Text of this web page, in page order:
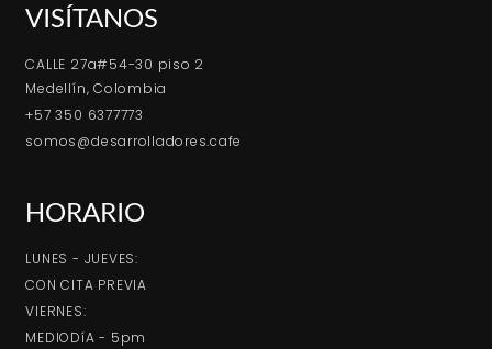
VISÍTANOS
CALLE 27a#54-30 piso 2
Medellín, Colombia
+57 350 6377773
somos@desarrolladores.cafe
HORARIO
LUNES - JUEVES:
CON CITA PREVIA
VIERNES:
MEDIODíA - 5pm